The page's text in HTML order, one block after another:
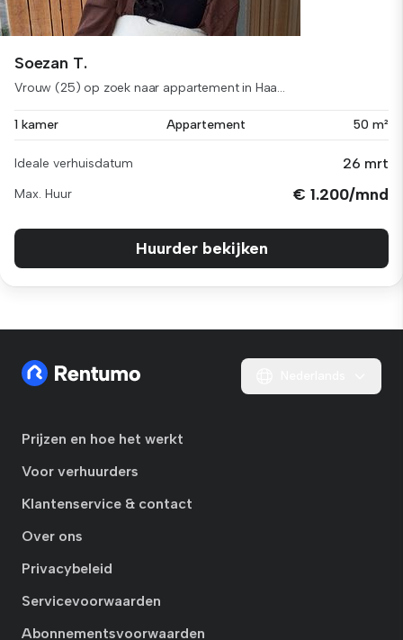
Soezan T.
Vrouw (25) op zoek naar appartement in Haa...
1 kamer Appartement 50 m²
Ideale verhuisdatum 26 mrt
Max. Huur € 1.200/mnd
Huurder bekijken
Prijzen en hoe het werkt
Voor verhuurders
Klantenservice & contact
Over ons
Privacybeleid
Servicevoorwaarden
Abonnementsvoorwaarden